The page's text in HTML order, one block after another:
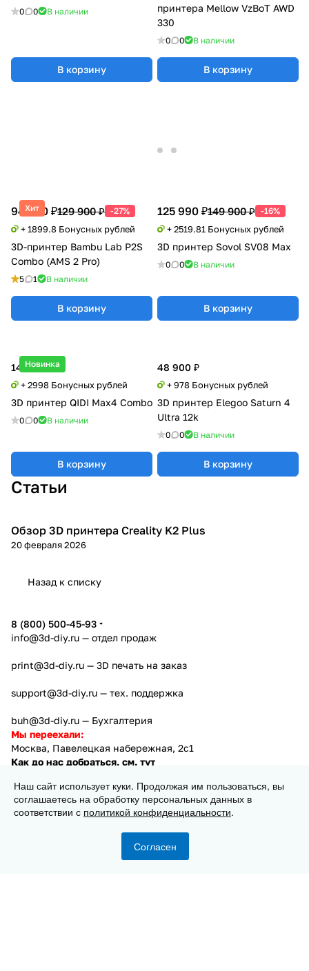
0 0 В наличии
В корзину
принтера Mellow VzBoT AWD
330
0 0 В наличии
В корзину
Хит
94 990 ₽129 900 ₽ -27%
+ 1899.8 Бонусных рублей
3D-принтер Bambu Lab P2S
Combo (AMS 2 Pro)
5 1 В наличии
В корзину
125 990 ₽149 900 ₽ -16%
+ 2519.81 Бонусных рублей
3D принтер Sovol SV08 Max
0 0 В наличии
В корзину
Новинка
149 900 ₽
+ 2998 Бонусных рублей
3D принтер QIDI Max4 Combo
0 0 В наличии
В корзину
48 900 ₽
+ 978 Бонусных рублей
3D принтер Elegoo Saturn 4
Ultra 12k
0 0 В наличии
В корзину
Статьи
3D принтеры
Обзор 3D принтера Creality K2 Plus
20 февраля 2026
Назад к списку
8 (800) 500-45-93
info@3d-diy.ru — отдел продаж
print@3d-diy.ru — 3D печать на заказ
support@3d-diy.ru — тех. поддержка
buh@3d-diy.ru — Бухгалтерия
Мы переехали:
Москва, Павелецкая набережная, 2с1
Как до нас добраться, см. тут
Компания
Информация
Наш сайт использует куки. Продолжая им пользоваться, вы
соглашаетесь на обработку персональных данных в
соответствии с политикой конфиденциальности.
Согласен